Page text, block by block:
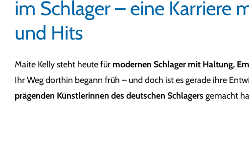
im Schlager – eine Karriere
und Hits
Maite Kelly steht heute für modernen Schlager mit Haltung,
Ihr Weg dorthin begann früh – und doch ist es gerade ihre
prägenden Künstlerinnen des deutschen Schlagers gemacht